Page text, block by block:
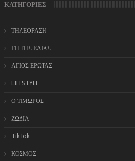
ΚΑΤΗΓΟΡΙΕΣ
ΤΗΛΕΟΡΑΣΗ
ΓΗ ΤΗΣ ΕΛΙΑΣ
ΑΓΙΟΣ ΕΡΩΤΑΣ
LIFESTYLE
Ο ΤΙΜΩΡΟΣ
ΖΩΔΙΑ
TikTok
ΚΟΣΜΟΣ